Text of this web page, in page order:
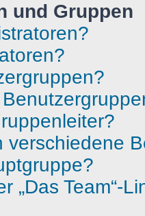
und Gruppen
verschiedene
„Das Team“-